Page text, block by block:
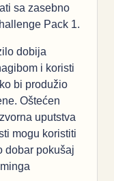
sa zasebno
Pack 1.
dobija
i koristi
bi produžio
Oštećen
uputstva
mogu koristiti
dobar pokušaj